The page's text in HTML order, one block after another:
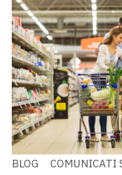
BLOG COMUNICATI